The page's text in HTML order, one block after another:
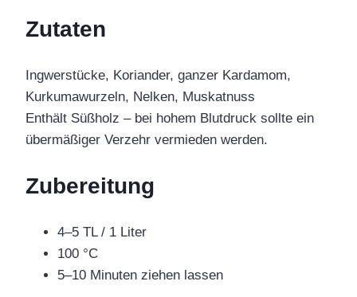
Zutaten
Ingwerstücke, Koriander, ganzer Kardamom,
Kurkumawurzeln, Nelken, Muskatnuss
Enthält Süßholz – bei hohem Blutdruck sollte ein
übermäßiger Verzehr vermieden werden.
Zubereitung
4–5 TL / 1 Liter
100 °C
5–10 Minuten ziehen lassen